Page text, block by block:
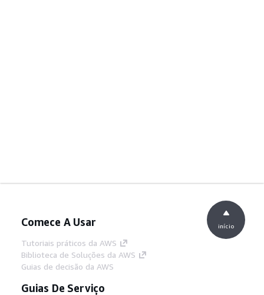
Comece A Usar
Tutoriais práticos da AWS
Biblioteca de Soluções da AWS
Guias de decisão da AWS
Guias De Serviço
início